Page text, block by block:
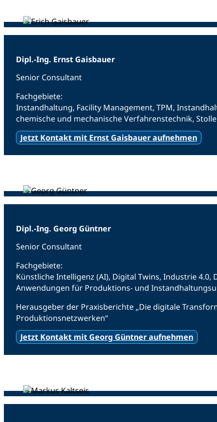
Dipl.-Ing. Ernst Gaisbauer
Senior Consultant
Fachgebiete:
Instandhaltung, Facility Management, TPM,
chemische und mechanische Verfahrenstechnik,
Jetzt Kontakt mit Ernst Gaisbauer aufnehmen
Dipl.-Ing. Georg Güntner
Senior Consultant
Fachgebiete:
Künstliche Intelligenz (AI), Digital Twins, Industrie
Anwendungen für Produktions- und
Herausgeber der Praxisberichte „Die digitale
Produktionsnetzwerken“
Jetzt Kontakt mit Georg Güntner aufnehmen